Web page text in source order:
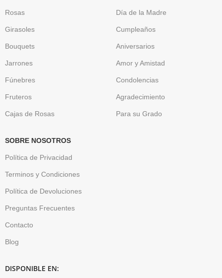
Rosas
Girasoles
Bouquets
Jarrones
Fúnebres
Fruteros
Cajas de Rosas
Día de la Madre
Cumpleaños
Aniversarios
Amor y Amistad
Condolencias
Agradecimiento
Para su Grado
SOBRE NOSOTROS
Política de Privacidad
Terminos y Condiciones
Política de Devoluciones
Preguntas Frecuentes
Contacto
Blog
DISPONIBLE EN: